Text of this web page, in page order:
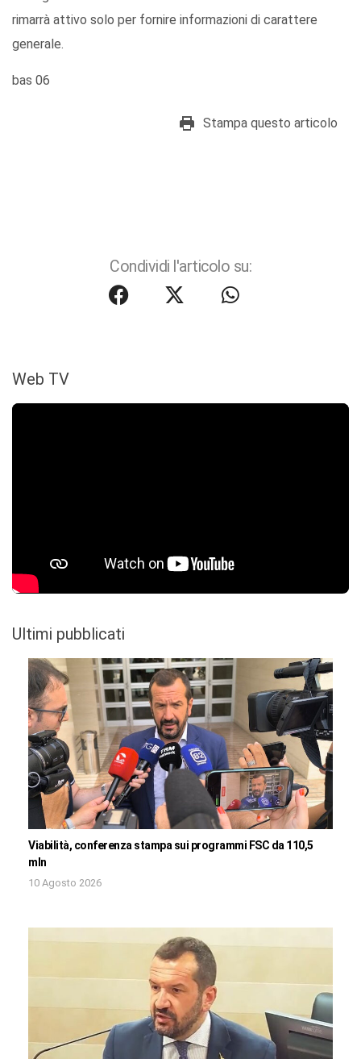
rimarrà attivo solo per fornire informazioni di carattere
generale.
bas 06
Stampa questo articolo
Condividi l'articolo su:
Web TV
Ultimi pubblicati
Viabilità, conferenza stampa sui programmi FSC da 110,5
mln
10 Agosto 2026